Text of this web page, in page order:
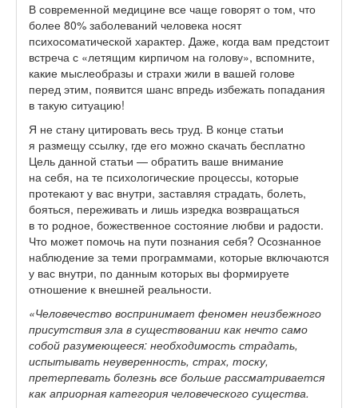
В современной медицине все чаще говорят о том, что
более 80% заболеваний человека носят
психосоматической характер. Даже, когда вам предстоит
встреча с «летящим кирпичом на голову», вспомните,
какие мыслеобразы и страхи жили в вашей голове
перед этим, появится шанс впредь избежать попадания
в такую ситуацию!
Я не стану цитировать весь труд. В конце статьи
я размещу ссылку, где его можно скачать бесплатно
Цель данной статьи — обратить ваше внимание
на себя, на те психологические процессы, которые
протекают у вас внутри, заставляя страдать, болеть,
бояться, переживать и лишь изредка возвращаться
в то родное, божественное состояние любви и радости.
Что может помочь на пути познания себя? Осознанное
наблюдение за теми программами, которые включаются
у вас внутри, по данным которых вы формируете
отношение к внешней реальности.
«Человечество воспринимает феномен неизбежного
присутствия зла в существовании как нечто само
собой разумеющееся: необходимость страдать,
испытывать неуверенность, страх, тоску,
претерпевать болезнь все больше рассматривается
как априорная категория человеческого существа.